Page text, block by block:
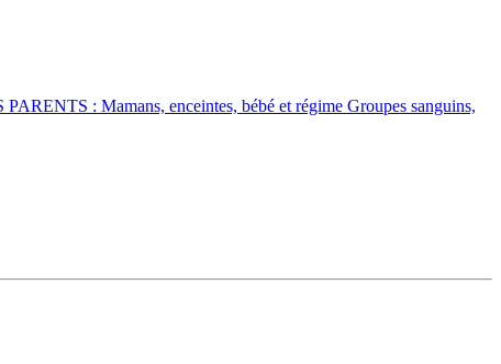
: Mamans, enceintes, bébé et régime Groupes sanguins,